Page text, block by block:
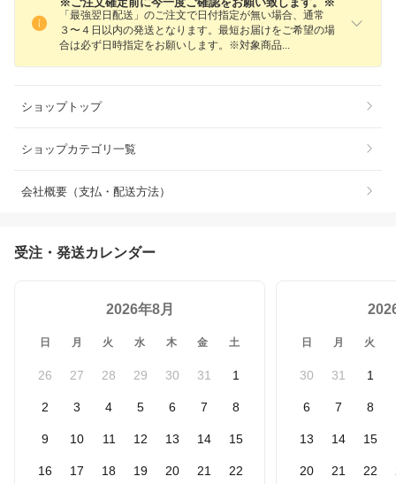
「最強翌日配送」のご注文で日付指定が無い場合、通常
３〜４日以内の発送となります。最短お届けをご希望の場
合は必ず日時指定をお願いします。※対象商品
ショップトップ
ショップカテゴリ一覧
会社概要（支払・配送方法）
受注・発送カレンダー
2026年8月
日 月 火 水 木 金 土
26 27 28 29 30 31 1
2 3 4 5 6 7 8
9 10 11 12 13 14 15
16 17 18 19 20 21 22
日 月 火
30 31 1
6 7 8
13 14 15
20 21 22